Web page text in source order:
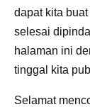
dapat kita
selesai
halaman ini
tinggal kita
Selamat